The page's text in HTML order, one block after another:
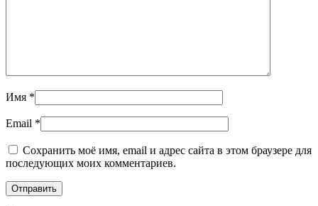
Имя *
Email *
Сохранить моё имя, email и адрес сайта в этом браузере для
последующих моих комментариев.